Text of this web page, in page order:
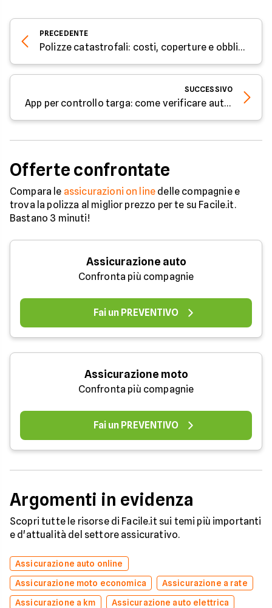
PRECEDENTE
Polizze catastrofali: costi, coperture e obblighi
SUCCESSIVO
App per controllo targa: come verificare auto, assicurazione e chilometraggio
Offerte confrontate
Compara le assicurazioni on line delle compagnie e
trova la polizza al miglior prezzo per te su Facile.it.
Bastano 3 minuti!
Assicurazione auto
Confronta più compagnie
Fai un PREVENTIVO
Assicurazione moto
Confronta più compagnie
Fai un PREVENTIVO
Argomenti in evidenza
Scopri tutte le risorse di Facile.it sui temi più importanti
e d'attualità del settore assicurativo.
Assicurazione auto online
Assicurazione moto economica
Assicurazione a rate
Assicurazione a km
Assicurazione auto elettrica